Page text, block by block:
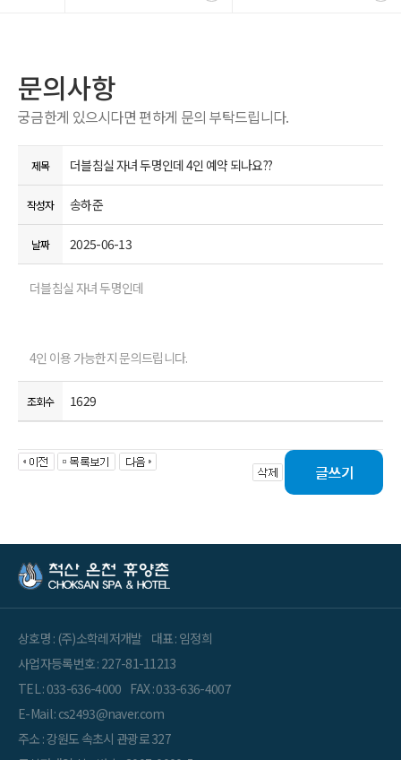
문의사항
궁금한게 있으시다면 편하게 문의 부탁드립니다.
제목 더블침실 자녀 두명인데 4인 예약 되나요??
작성자 송하준
날짜 2025-06-13
더블침실 자녀 두명인데
4인 이용 가능한지 문의드립니다.
조회수 1629
상호명 : (주)소학레저개발 대표 : 임정희
사업자등록번호 : 227-81-11213
TEL : 033-636-4000 FAX : 033-636-4007
E-Mail : cs2493@naver.com
주소 : 강원도 속초시 관광로 327